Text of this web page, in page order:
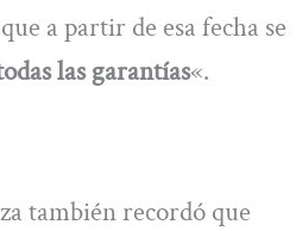
a partir de esa fecha se
las garantías«.
también recordó que